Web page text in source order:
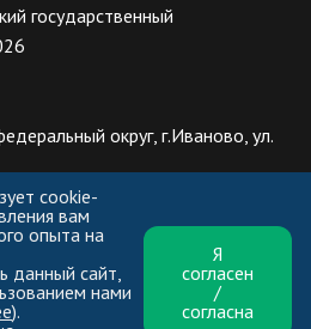
государственный
округ, г.Иваново, ул.
комиссия), +7 (4932) 32-62-
cookie-
вам
опыта на
данный сайт,
нами
).
Я
согласен
/
согласна